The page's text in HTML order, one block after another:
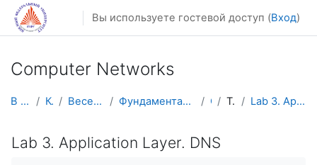
Перейти к основному содержанию
Вы используете гостевой доступ (Вход)
Computer Networks
В начало Курсы Весенний семестр Фундаментальная информатика и ИТ CN Topic 2 Lab 3. Application Layer. DNS
Lab 3. Application Layer. DNS